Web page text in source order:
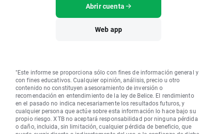
Abrir cuenta
Web app
"Este informe se proporciona sólo con fines de información general y
con fines educativos. Cualquier opinión, análisis, precio u otro
contenido no constituyen asesoramiento de inversión o
recomendación en entendimiento de la ley de Belice. El rendimiento
en el pasado no indica necesariamente los resultados futuros, y
cualquier persona que actúe sobre esta información lo hace bajo su
propio riesgo. XTB no aceptará responsabilidad por ninguna pérdida
o daño, incluida, sin limitación, cualquier pérdida de beneficio, que